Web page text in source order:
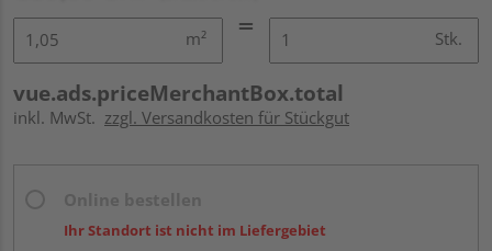
m² Stk.
vue.ads.priceMerchantBox.total
inkl. MwSt. zzgl. Versandkosten für Stückgut
Ihr Standort ist nicht im Liefergebiet